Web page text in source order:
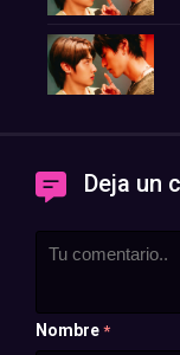
Deja un
Nombre *